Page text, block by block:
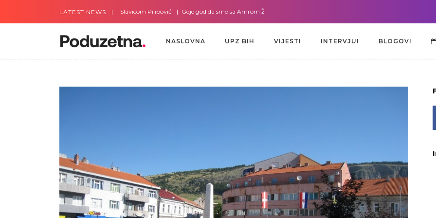
LATEST NEWS
Gdje god da smo sa Slavicom Pilipović Gdje god da smo sa Amrom Žužić-Bećirbegović
NASLOVNA UPZ BIH VIJESTI INTERVJUI BLOGOVI
NASLOVNA UPZ BIH